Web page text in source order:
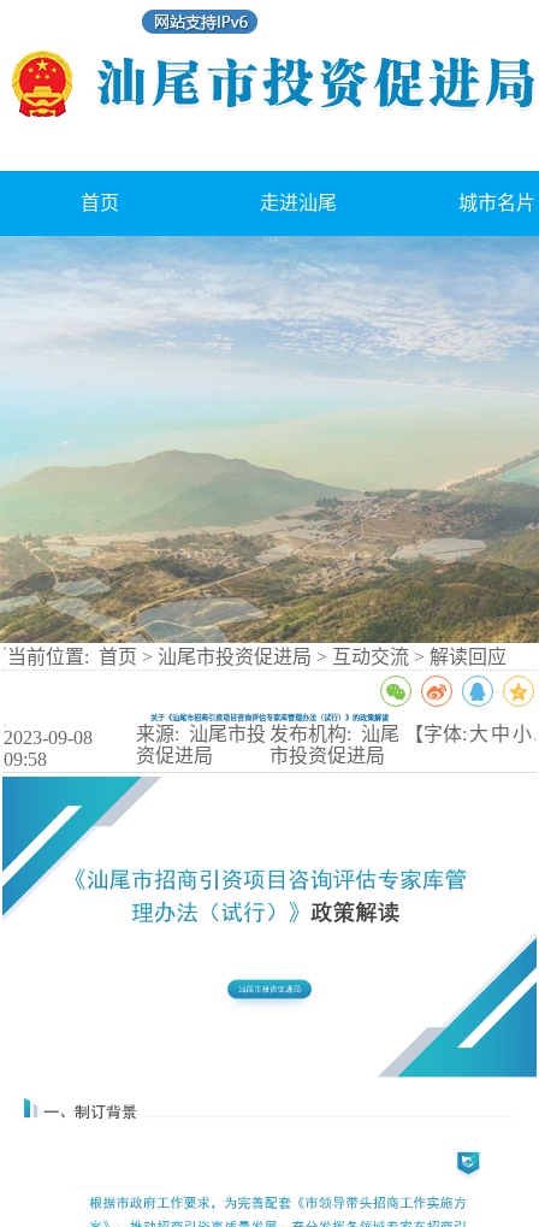
首页 走进汕尾 城市名片
当前位置: 首页 > 汕尾市投资促进局 > 互动交流 > 解读回应
关于《汕尾市招商引资项目咨询评估专家库管理办法（试行）》的政策解读
2023-09-08
09:58
来源: 汕尾市投
资促进局
发布机构: 汕尾
市投资促进局
【字体: 大 中小